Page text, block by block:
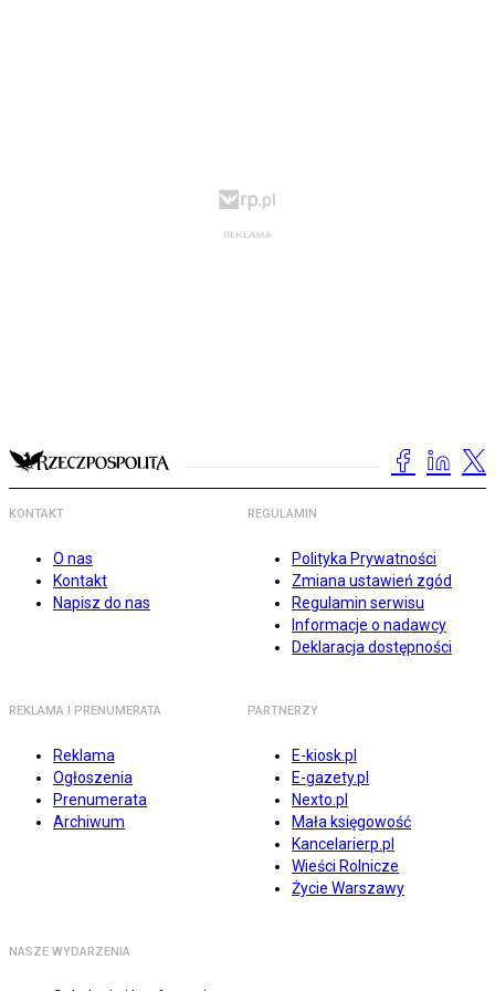
KONTAKT
O nas
Kontakt
Napisz do nas
REGULAMIN
Polityka Prywatności
Zmiana ustawień zgód
Regulamin serwisu
Informacje o nadawcy
Deklaracja dostępności
REKLAMA I PRENUMERATA
Reklama
Ogłoszenia
Prenumerata
Archiwum
PARTNERZY
E-kiosk.pl
E-gazety.pl
Nexto.pl
Mała księgowość
Kancelarierp.pl
Wieści Rolnicze
Życie Warszawy
NASZE WYDARZENIA